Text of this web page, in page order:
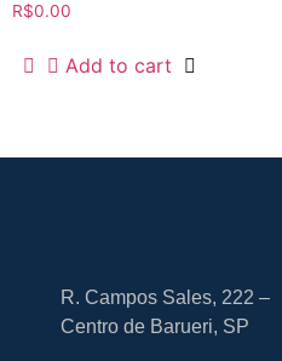
R$0.00
Add to cart
R. Campos Sales, 222 –
Centro de Barueri, SP